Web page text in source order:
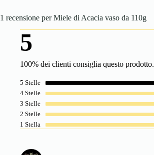
1 recensione perMiele di Acacia vaso da 110g
5
100% dei clienti consiglia questo prodotto.
5 Stelle
4 Stelle
3 Stelle
2 Stelle
1 Stella